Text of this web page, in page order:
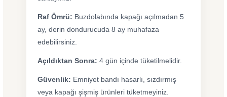
Raf Ömrü: Buzdolabında kapağı açılmadan 5
ay, derin dondurucuda 8 ay muhafaza
edebilirsiniz.
Açıldıktan Sonra: 4 gün içinde tüketilmelidir.
Güvenlik: Emniyet bandı hasarlı, sızdırmış
veya kapağı şişmiş ürünleri tüketmeyiniz.